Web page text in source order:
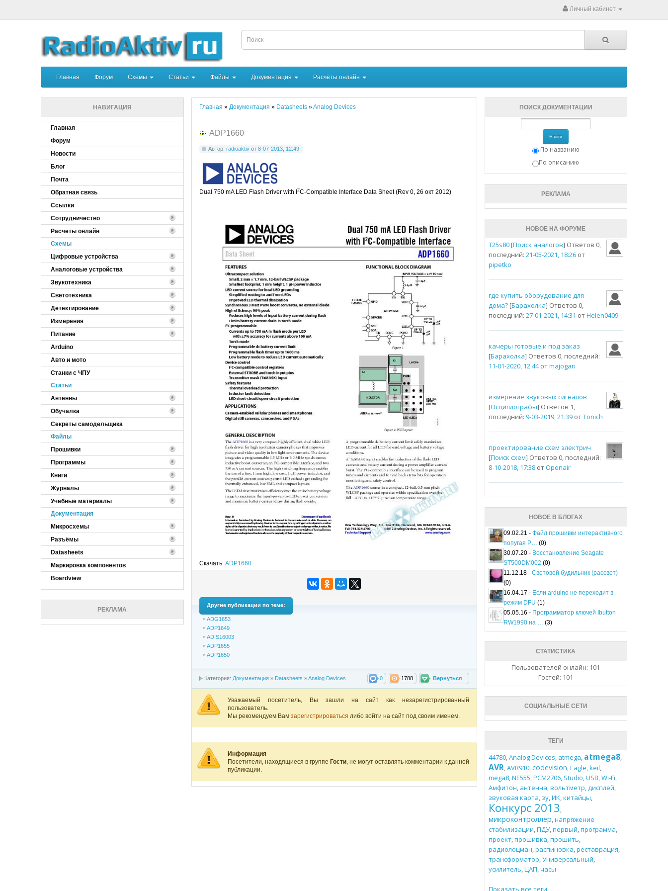
Личный кабинет
Главная Форум Схемы Статьи Файлы Документация Расчёты онлайн
НАВИГАЦИЯ
Главная
Форум
Новости
Блог
Почта
Обратная связь
Ссылки
Сотрудничество
Расчёты онлайн
Cхемы
Цифровые устройства
Аналоговые устройства
Звукотехника
Светотехника
Детектирование
Измерения
Питание
Arduino
Авто и мото
Станки с ЧПУ
Статьи
Антенны
Обучалка
Секреты самодельщика
Файлы
Прошивки
Программы
Книги
Журналы
Учебные материалы
Документация
Микросхемы
Разъёмы
Datasheets
Маркировка компонентов
Boardview
РЕКЛАМА
Главная » Документация » Datasheets»Analog Devices
ADP1660
Автор: radioaktivот 8-07-2013, 12:49
Dual 750 mA LED Flash Driver with I2C-Compatible Interface Data Sheet (Rev 0, 26 окт 2012)
Скачать: ADP1660
Другие публикации по теме:
ADG1653
ADP1649
ADIS16003
ADP1655
ADP1650
Вернуться
1788
0
Категория: Документация» Datasheets »Analog Devices
Уважаемый посетитель, Вы зашли на сайт как незарегистрированный
пользователь.
Мы рекомендуем Вам зарегистрироваться либо войти на сайт под своим именем.
Информация
Посетители, находящиеся в группе Гости, не могут оставлять комментарии к данной
публикации.
ПОИСК ДОКУМЕНТАЦИИ
Найти
По названию
По описанию
РЕКЛАМА
НОВОЕ НА ФОРУМЕ
T25s80[Поиск аналогов] Ответов 0,
последний: 21-05-2021, 18:26от
pipetko
где купить оборудование для
дома?[Барахолка] Ответов 0,
последний: 27-01-2021, 14:31 отHelen0409
качеры готовые и под заказ
[Барахолка] Ответов 0, последний:
11-01-2020, 12:44отmajogari
измерение звуковых сигналов
[Осциллографы] Ответов 1,
последний: 9-03-2019, 21:39отTonich
проектирование схем электрич
[Поиск схем] Ответов 0, последний:
8-10-2018, 17:38отOpenair
НОВОЕ В БЛОГАХ
09.02.21 - Файл прошивки интерактивного
попугая P… (0)
30.07.20 - Восстановление Seagate
ST500DM002 (0)
11.12.18 - Световой будильник (рассвет)
(0)
16.04.17 - Если arduino не переходит в
режим DFU (1)
05.05.16 - Программатор ключей Ibutton
RW1990 на … (3)
СТАТИСТИКА
Пользователей онлайн: 101
Гостей: 101
СОЦИАЛЬНЫЕ СЕТИ
ТЕГИ
44780,Analog Devices, atmega, atmega8,
AVR,AVR910,codevision,Eagle,keil,
mega8,NE555,PCM2706, Studio,USB,Wi-Fi,
Амфитон, антенна,вольтметр,дисплей,
звуковая карта, зу,ИК,китайцы,
Конкурс 2013,
микроконтроллер,напряжение
стабилизации,ПДУ,первый,программа,
проект,прошивка,прошить,
радиолоцман,распиновка,реставрация,
трансформатор,Универсальный,
усилитель,ЦАП,часы